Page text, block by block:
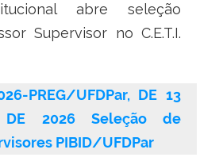
e Gestão
abre seleção
Supervisor no C.E.T.I.
PREG/UFDPar, DE 13
DE 2026 Seleção de
PIBID/UFDPar